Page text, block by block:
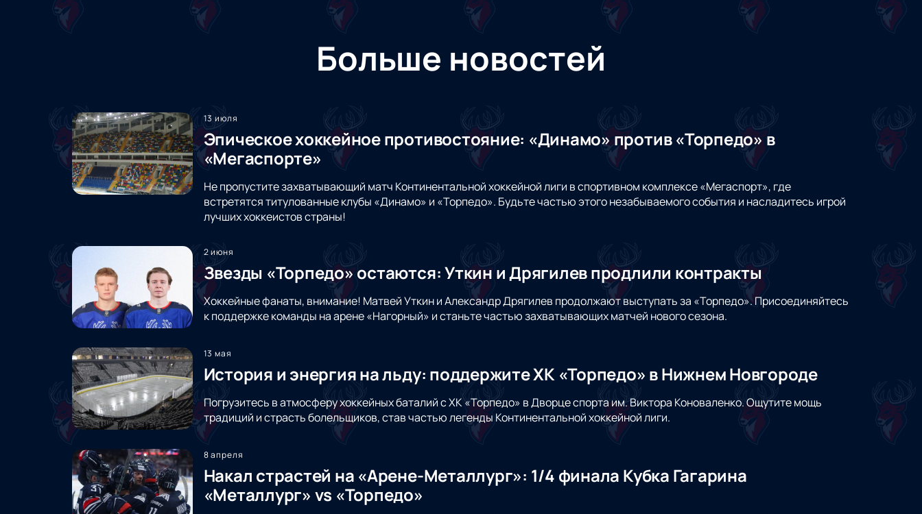
Больше новостей
13 июля
Эпическое хоккейное противостояние: «Динамо» против «Торпедо» в
«Мегаспорте»
Не пропустите захватывающий матч Континентальной хоккейной лиги в спортивном комплексе «Мегаспорт», где
встретятся титулованные клубы «Динамо» и «Торпедо». Будьте частью этого незабываемого события и насладитесь игрой
лучших хоккеистов страны!
2 июня
Звезды «Торпедо» остаются: Уткин и Дрягилев продлили контракты
Хоккейные фанаты, внимание! Матвей Уткин и Александр Дрягилев продолжают выступать за «Торпедо». Присоединяйтесь
к поддержке команды на арене «Нагорный» и станьте частью захватывающих матчей нового сезона.
13 мая
История и энергия на льду: поддержите ХК «Торпедо» в Нижнем Новгороде
Погрузитесь в атмосферу хоккейных баталий с ХК «Торпедо» в Дворце спорта им. Виктора Коноваленко. Ощутите мощь
традиций и страсть болельщиков, став частью легенды Континентальной хоккейной лиги.
8 апреля
Накал страстей на «Арене-Металлург»: 1/4 финала Кубка Гагарина
«Металлург» vs «Торпедо»